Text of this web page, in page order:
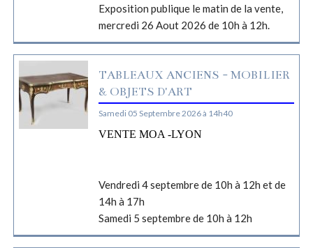
Exposition publique le matin de la vente,
mercredi 26 Aout 2026 de 10h à 12h.
TABLEAUX ANCIENS - MOBILIER
& OBJETS D'ART
Samedi 05 Septembre 2026 à 14h40
VENTE MOA -LYON
Vendredi 4 septembre de 10h à 12h et de
14h à 17h
Samedi 5 septembre de 10h à 12h